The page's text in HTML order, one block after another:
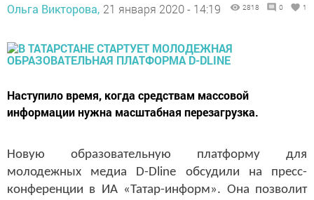
Ольга Викторова, 21 января 2020 - 14:19 2818 0 1
Наступило время, когда средствам массовой
информации нужна масштабная перезагрузка.
Новую образовательную платформу для
молодежных медиа D-Dline обсудили на пресс-
конференции в ИА «Татар-информ». Она позволит